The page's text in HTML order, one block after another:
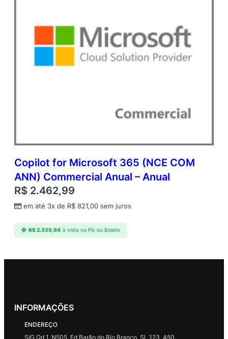
Copilot for Microsoft 365 (NCE COM
ANN) Commercial Anual – Anual
R$ 2.462,99
em até 3x de R$ 821,00 sem juros
R$2.339,84 à vista no Pix ou Boleto
INFORMAÇÕES
ENDEREÇO
SIG Qd 1, N505, Ed Barão do Rio Branco, SL 123, A50.